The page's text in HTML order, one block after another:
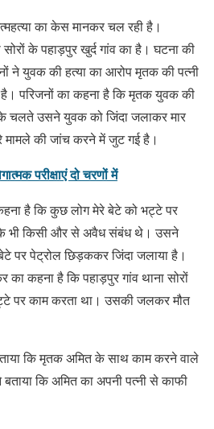
का केस मानकर चल रही है।
के पहाड़पुर खुर्द गांव का है। घटना की
ने युवक की हत्या का आरोप मृतक की पत्नी
परिजनों का कहना है कि मृतक युवक की
चलते उसने युवक को जिंदा जलाकर मार
मामले की जांच करने में जुट गई है।
परीक्षाएं दो चरणों में
है कि कुछ लोग मेरे बेटे को भट्टे पर
भी किसी और से अवैध संबंध थे। उसने
पर पेट्रोल छिड़ककर जिंदा जलाया है।
का कहना है कि पहाड़पुर गांव थाना सोरों
पर काम करता था। उसकी जलकर मौत
कि मृतक अमित के साथ काम करने वाले
कि अमित का अपनी पत्नी से काफी